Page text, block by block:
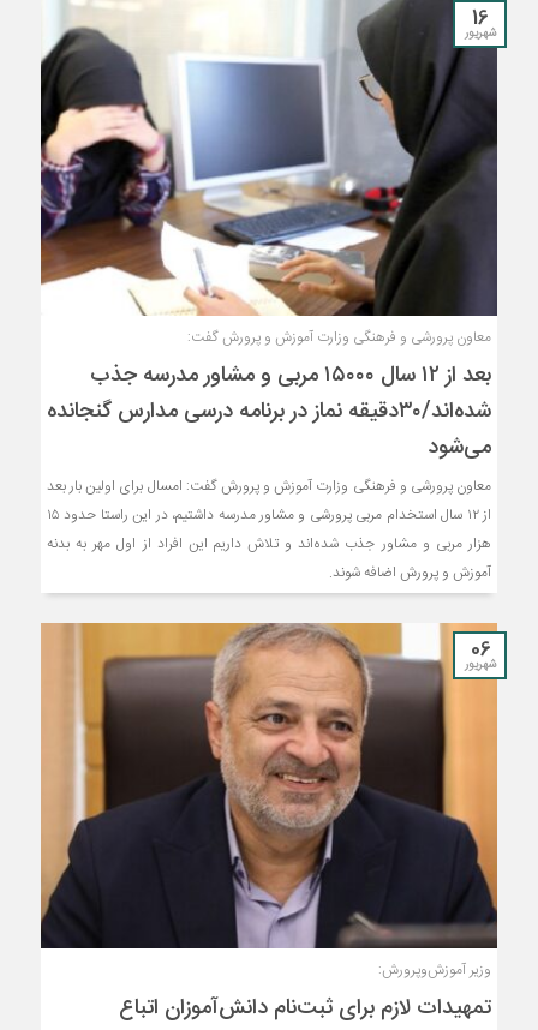
16
شهریور
معاون پرورشی و فرهنگی وزارت آموزش و پرورش گفت:
بعد از ۱۲ سال ۱۵۰۰۰ مربی و مشاور مدرسه جذب
شده‌اند/۳۰دقیقه نماز در برنامه درسی مدارس گنجانده
می‌شود
معاون پرورشی و فرهنگی وزارت آموزش و پرورش گفت: امسال برای اولین بار بعد
از ۱۲ سال استخدام مربی پرورشی و مشاور مدرسه داشتیم، در این راستا حدود ۱۵
هزار مربی و مشاور جذب شده‌اند و تلاش داریم این افراد از اول مهر به بدنه
آموزش و پرورش اضافه شوند.
06
شهریور
وزیر آموزش‌و‌پرورش:
تمهیدات لازم برای ثبت‌نام دانش‌آموزان اتباع